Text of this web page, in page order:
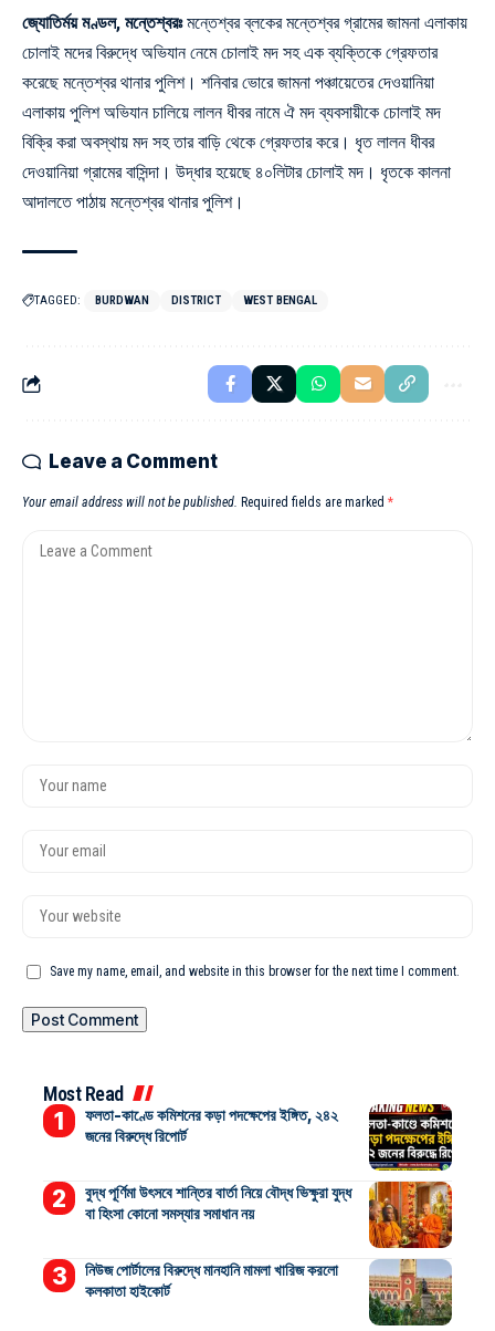
জ্যোতির্ময় মণ্ডল, মন্তেশ্বরঃমন্তেশ্বর ব্লকের মন্তেশ্বর গ্রামের জামনা এলাকায়
চোলাই মদের বিরুদ্ধে অভিযান নেমে চোলাই মদ সহ এক ব্যক্তিকে গ্রেফতার
করেছে মন্তেশ্বর থানার পুলিশ। শনিবার ভোরে জামনা পঞ্চায়েতের দেওয়ানিয়া
এলাকায় পুলিশ অভিযান চালিয়ে লালন ধীবর নামে ঐ মদ ব্যবসায়ীকে চোলাই মদ
বিক্রি করা অবস্থায় মদ সহ তার বাড়ি থেকে গ্রেফতার করে। ধৃত লালন ধীবর
দেওয়ানিয়া গ্রামের বাসিন্দা। উদ্ধার হয়েছে ৪০লিটার চোলাই মদ। ধৃতকে কালনা
আদালতে পাঠায় মন্তেশ্বর থানার পুলিশ।
TAGGED: BURDWAN DISTRICT WEST BENGAL
Leave a Comment
Your email address will not be published. Required fields are marked *
Save my name, email, and website in this browser for the next time I comment.
Most Read
ফলতা-কাণ্ডে কমিশনের কড়া পদক্ষেপের ইঙ্গিত, ২৪২
জনের বিরুদ্ধে রিপোর্ট
বুদ্ধ পূর্ণিমা উৎসবে শান্তির বার্তা নিয়ে বৌদ্ধ ভিক্ষুরা যুদ্ধ
বা হিংসা কোনো সমস্যার সমাধান নয়
নিউজ পোর্টালের বিরুদ্ধে মানহানি মামলা খারিজ করলো
কলকাতা হাইকোর্ট